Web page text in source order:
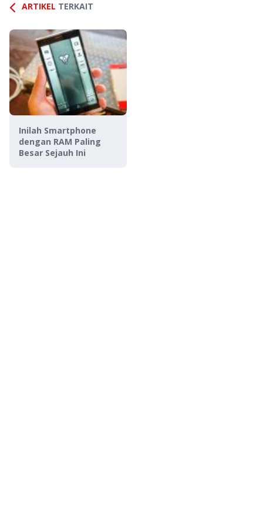
ARTIKEL TERKAIT
Inilah Smartphone
dengan RAM Paling
Besar Sejauh Ini